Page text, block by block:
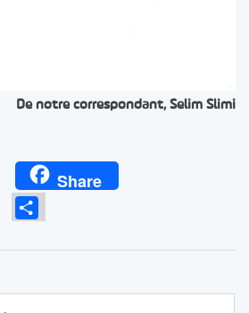
De notre correspondant, Selim Slimi
Share
Partager